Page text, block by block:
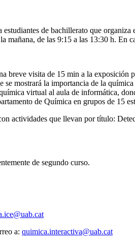
estudiantes de bachillerato que
mañana, de las 9:15 a las 13:30 h. En
breve visita de 15 min a la
mostrará la importancia de la
virtual al aula de informática,
de Química en grupos de 15
actividades que llevan por título:
de segundo curso.
a: quimica.interactiva@uab.cat